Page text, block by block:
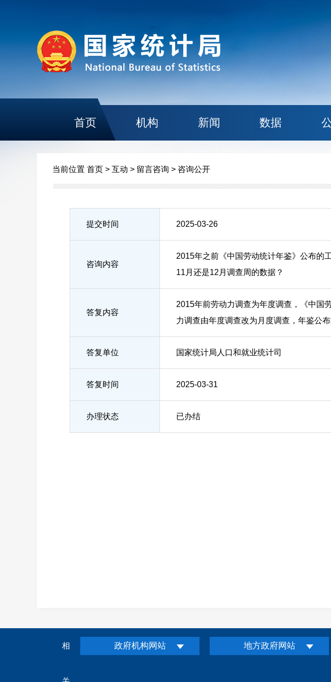
首页 机构 新闻 数据
当前位置 首页> 互动 > 留言咨询 > 咨询公开
提交时间 2025-03-26
咨询内容
2015年之前《中国劳动统计年鉴》公布的
11月还是12月调查周的数据？
答复内容
2015年前劳动力调查为年度调查，《中国
力调查由年度调查改为月度调查，年鉴公
答复单位 国家统计局人口和就业统计司
答复时间 2025-03-31
办理状态 已办结
相 政府机构网站 地方政府网站